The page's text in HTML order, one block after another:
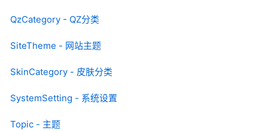
QzCategory - QZ分类
SiteTheme - 网站主题
SkinCategory - 皮肤分类
SystemSetting - 系统设置
Topic - 主题